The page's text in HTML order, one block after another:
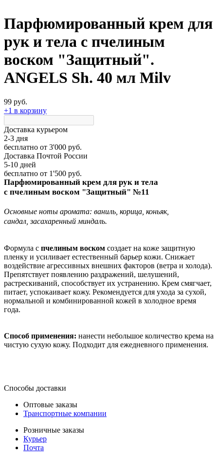
Парфюмированный крем для
рук и тела с пчелиным
воском "Защитный".
ANGELS Sh. 40 мл Milv
99 руб.
+1 в корзину
Доставка курьером
2-3 дня
бесплатно от 3'000 руб.
Доставка Почтой России
5-10 дней
бесплатно от 1'500 руб.
Парфюмированный крем для рук и тела
с пчелиным воском "Защитный" №11
Основные ноты аромата: ваниль, корица, коньяк,
сандал, засахаренный миндаль.
Формула с пчелиным воском создает на коже защитную
пленку и усиливает естественный барьер кожи. Снижает
воздействие агрессивных внешних факторов (ветра и холода).
Препятствует появлению раздражений, шелушений,
растрескиваний, способствует их устранению. Крем смягчает,
питает, успокаивает кожу. Рекомендуется для ухода за сухой,
нормальной и комбинированной кожей в холодное время
года.
Способ применения: нанести небольшое количество крема на
чистую сухую кожу. Подходит для ежедневного применения.
Способы доставки
Оптовые заказы
Транспортные компании
Розничные заказы
Курьер
Почта